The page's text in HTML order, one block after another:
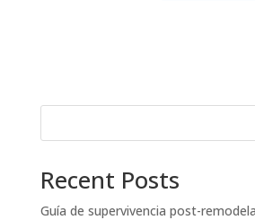
Recent Posts
Guía de supervivencia post-